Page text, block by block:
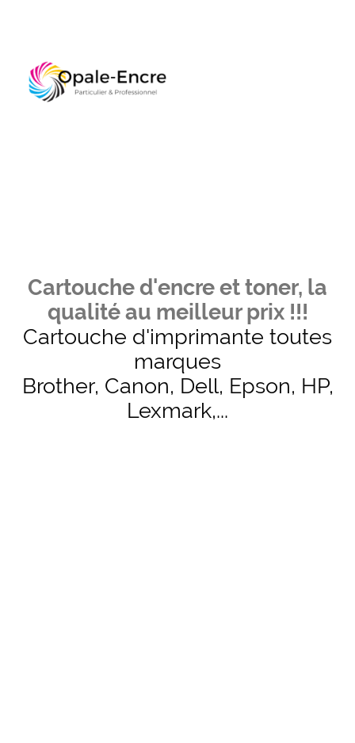
Cartouche d'encre et toner, la
qualité au meilleur prix !!!
Cartouche d'imprimante toutes
marques
Brother, Canon, Dell, Epson, HP,
Lexmark,...